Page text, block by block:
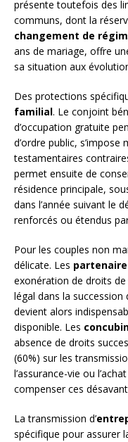
présente toutefois des
communs, dont la
changement de
ans de mariage, offre
sa situation aux
Des protections
familial. Le conjoint
d’occupation gratuite
d’ordre public,
testamentaires
permet ensuite de
résidence principale,
dans l’année suivant le
renforcés ou étendus
Pour les couples non
délicate. Les
exonération de droits
légal dans la
devient alors
disponible. Les
absence de droits
(60%) sur les
l’assurance-vie ou
compenser ces
La transmission d’
spécifique pour assurer